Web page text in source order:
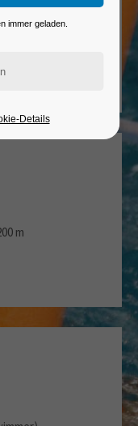
m
immer geladen.
Details